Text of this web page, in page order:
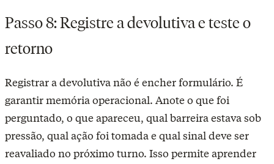
Passo 8: Registre a devolutiva e teste o
retorno
Registrar a devolutiva não é encher formulário. É
garantir memória operacional. Anote o que foi
perguntado, o que apareceu, qual barreira estava sob
pressão, qual ação foi tomada e qual sinal deve ser
reavaliado no próximo turno. Isso permite aprender